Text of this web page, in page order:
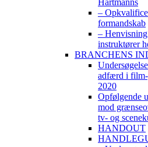
Hartmanns
–
formandskab
–
instruktører
BRANCHENS
adfærd i film-
2020
Opfølgende
mod
tv- og
HANDOUT